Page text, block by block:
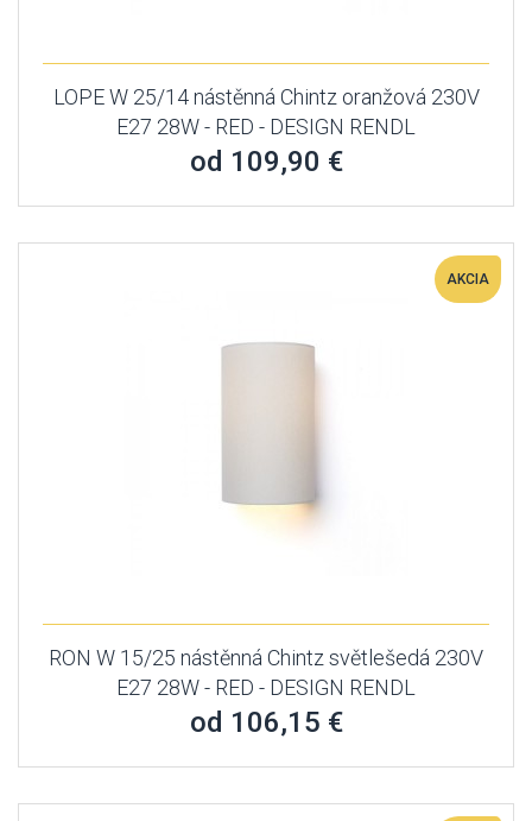
LOPE W 25/14 nástěnná Chintz oranžová 230V
E27 28W - RED - DESIGN RENDL
od 109,90 €
AKCIA
RON W 15/25 nástěnná Chintz světlešedá 230V
E27 28W - RED - DESIGN RENDL
od 106,15 €